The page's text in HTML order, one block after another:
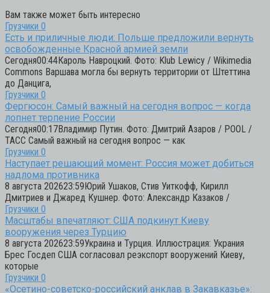
Вам также может быть интересно
Грузчики 0
Есть и приличные люди: Польше предложили вернуть
освобожденные Красной армией земли
Сегодня00:44Кароль Навроцкий. Фото: Klub Lewicy / Wikimedia
Commons Варшава могла бы вернуть территории от Штеттина
до Данцига,
Грузчики 0
Фергюсон: Самый важный на сегодня вопрос — когда
лопнет терпение России
Сегодня00:17Владимир Путин. Фото: Дмитрий Азаров / POOL /
ТАСС Самый важный на сегодня вопрос — как
Грузчики 0
Наступает решающий момент: Россия может добиться
надлома противника
8 августа 202623:59Юрий Ушаков, Стив Уиткофф, Кирилл
Дмитриев и Джаред Кушнер. Фото: Александр Казаков /
Грузчики 0
Масштабы впечатляют: США подкинут Киеву
вооружения через Турцию
8 августа 202623:59Украина и Турция. Иллюстрация: Украния
Брес Госдеп США согласовал реэкспорт вооружений Киеву,
которые
Грузчики 0
«Осетино-советско-российский анклав в Закавказье»: